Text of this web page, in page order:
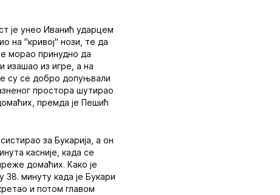
је унео Иванић ударцем
на "кривој" нози, те да
морао принудно да
изашао из игре, а на
су се добро допуњвали
простора шутирао
премда је Пешић
за Букарија, а он
касније, када се
домаћих. Како је
минуту када је Букари
и потом главом